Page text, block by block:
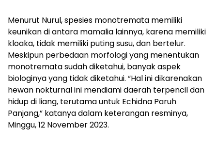
Menurut Nurul, spesies monotremata memiliki
keunikan di antara mamalia lainnya, karena memiliki
kloaka, tidak memiliki puting susu, dan bertelur.
Meskipun perbedaan morfologi yang menentukan
monotremata sudah diketahui, banyak aspek
biologinya yang tidak diketahui. “Hal ini dikarenakan
hewan nokturnal ini mendiami daerah terpencil dan
hidup di liang, terutama untuk Echidna Paruh
Panjang,” katanya dalam keterangan resminya,
Minggu, 12 November 2023.